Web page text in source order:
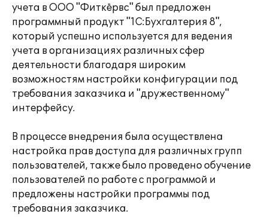
учета в ООО "Фиткёрвс" был предложен
программный продукт "1С:Бухгалтерия 8",
который успешно используется для ведения
учета в организациях различных сфер
деятельности благодаря широким
возможностям настройки конфигурации под
требования заказчика и "дружественному"
интерфейсу.
В процессе внедрения была осуществлена
настройка прав доступа для различных групп
пользователей, также было проведено обучение
пользователей по работе с программой и
предложены настройки программы под
требования заказчика.